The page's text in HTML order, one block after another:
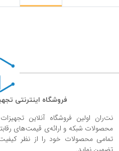
فروشگاه اینترنتی
نت‌ران اولین فروشگاه آنلاین
محصولات شبکه و ارائه‌ی قیمت‌های
تمامی محصولات خود را از نظر